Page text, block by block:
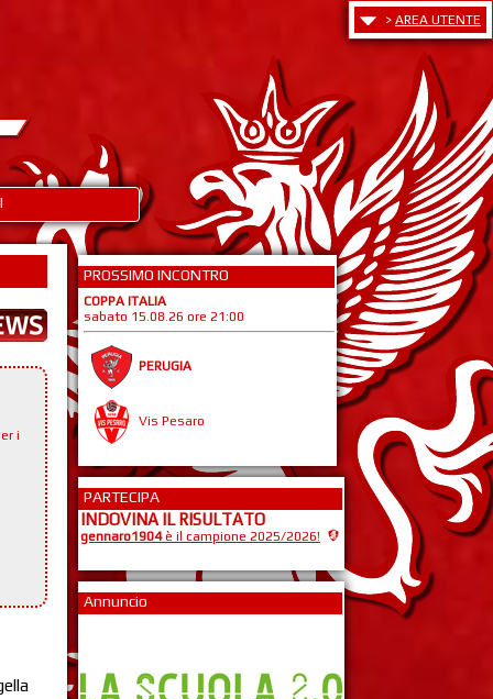
> AREA UTENTE
i
PROSSIMO INCONTRO
COPPA ITALIA
sabato 15.08.26 ore 21:00
PERUGIA
Vis Pesaro
PARTECIPA
INDOVINA IL RISULTATO
gennaro1904è il campione 2025/2026!
Annuncio